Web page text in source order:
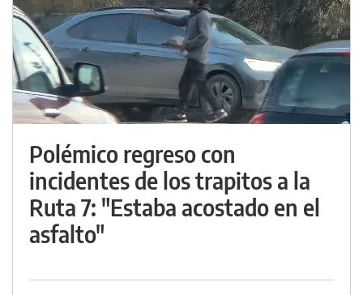
Polémico regreso con
incidentes de los trapitos a la
Ruta 7: "Estaba acostado en el
asfalto"